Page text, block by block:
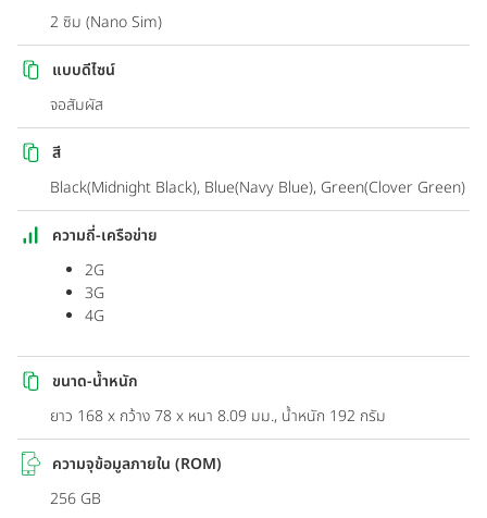
2 ซิม (Nano Sim)
แบบดีไซน์
จอสัมผัส
สี
Black(Midnight Black), Blue(Navy Blue), Green(Clover Green)
ความถี่-เครือข่าย
2G
3G
4G
ขนาด-น้ำหนัก
ยาว 168 x กว้าง 78 x หนา 8.09 มม., น้ำหนัก 192 กรัม
ความจุข้อมูลภายใน (ROM)
256 GB